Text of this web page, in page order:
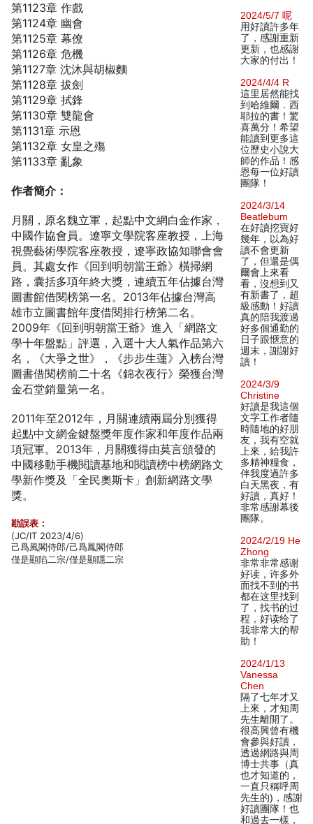
第1123章 作戲
第1124章 幽會
第1125章 幕僚
第1126章 危機
第1127章 沈沐與胡椒麵
第1128章 拔劍
第1129章 拭鋒
第1130章 雙龍會
第1131章 示恩
第1132章 女皇之殤
第1133章 亂象
作者簡介：
月關，原名魏立軍，起點中文網白金作家，
中國作協會員。遼寧文學院客座教授，上海
視覺藝術學院客座教授，遼寧政協知聯會會
員。其處女作《回到明朝當王爺》橫掃網
路，囊括多項年終大獎，連續五年佔據台灣
圖書館借閱榜第一名。2013年佔據台灣高
雄市立圖書館年度借閱排行榜第二名。
2009年《回到明朝當王爺》進入「網路文
學十年盤點」評選，入選十大人氣作品第六
名，《大爭之世》，《步步生蓮》入榜台灣
圖書借閱榜前二十名《錦衣夜行》榮獲台灣
金石堂銷量第一名。
2011年至2012年，月關連續兩屆分別獲得
起點中文網金鍵盤獎年度作家和年度作品兩
項冠軍。2013年，月關獲得由莫言頒發的
中國移動手機閱讀基地和閱讀榜中榜網路文
學新作獎及「全民奧斯卡」創新網路文學
獎。
勘誤表：
(JC/IT 2023/4/6)
己爲風閣侍郎/己爲鳳閣侍郎
僅是顯陷二宗/僅是顯隱二宗
2024/5/7 呢
用好讀許多年
了，感謝重新
更新，也感謝
大家的付出！
2024/4/4 R
這里居然能找
到哈維爾．西
耶拉的書！驚
喜萬分！希望
能讀到更多這
位歷史小說大
師的作品！感
恩每一位好讀
團隊！
2024/3/14
Beatlebum
在好讀挖寶好
幾年，以為好
讀不會更新
了，但還是偶
爾會上來看
看，沒想到又
有新書了，超
級感動！好讀
真的陪我渡過
好多個通勤的
日子跟愜意的
週末，謝謝好
讀！
2024/3/9
Christine
好讀是我這個
文字工作者隨
時隨地的好朋
友，我有空就
上來，給我許
多精神糧食，
伴我度過許多
白天黑夜，有
好讀，真好！
非常感謝幕後
團隊。
2024/2/19 He
Zhong
非常非常感谢
好读，许多外
面找不到的书
都在这里找到
了，找书的过
程，好读给了
我非常大的帮
助！
2024/1/13
Vanessa
Chen
隔了七年才又
上來，才知周
先生離開了。
很高興曾有機
會參與好讀，
透過網路與周
博士共事（真
也才知道的，
一直只稱呼周
先生的)，感謝
好讀團隊！也
和過去一樣，